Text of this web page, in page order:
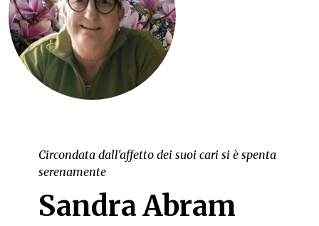
Circondata dall'affetto dei suoi cari si è spenta
serenamente
Sandra Abram